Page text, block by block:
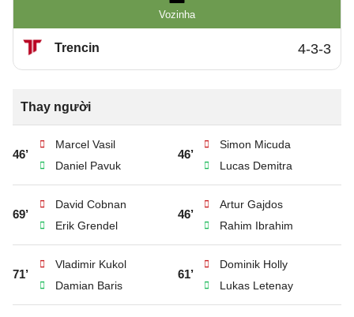
Vozinha
Trencin 4-3-3
Thay người
46’
Marcel Vasil
Daniel Pavuk
46’
Simon Micuda
Lucas Demitra
69’
David Cobnan
Erik Grendel
46’
Artur Gajdos
Rahim Ibrahim
71’
Vladimir Kukol
Damian Baris
61’
Dominik Holly
Lukas Letenay